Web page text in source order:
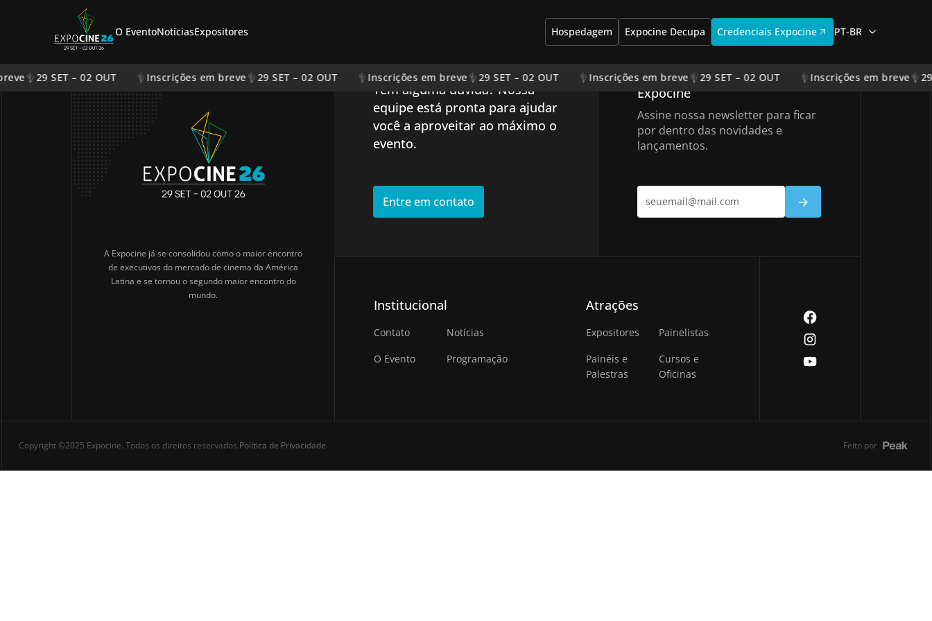
O EventoNotíciasExpositores Hospedagem Expocine Decupa Credenciais Expocine PT-BR
29 SET – 02 OUT Inscrições em breve 29 SET – 02 OUT Inscrições em breve 29 SET – 02 OUT Inscrições em breve 29 SET – 02 OUT Inscrições em breve 29
Barco e Campari
Acesso exclusivo à credencial PREMIUM e convidados.
A Expocine já se consolidou como o maior encontro
de executivos do mercado de cinema da América
Latina e se tornou o segundo maior encontro do
mundo.
Entre em contato
Tem alguma dúvida? Nossa
equipe está pronta para ajudar
você a aproveitar ao máximo o
evento.
Entre em contato
Inscreva-se no Mailing
Expocine
Assine nossa newsletter para ficar
por dentro das novidades e
lançamentos.
Institucional
Contato
Notícias
O Evento
Programação
Atrações
Expositores
Painelistas
Painéis e
Palestras
Cursos e
Oficinas
Copyright ©2025 Expocine. Todos os direitos reservados.Política de Privacidade Feito por